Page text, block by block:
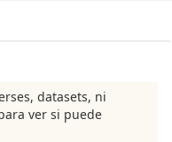
datasets, ni
ver si puede